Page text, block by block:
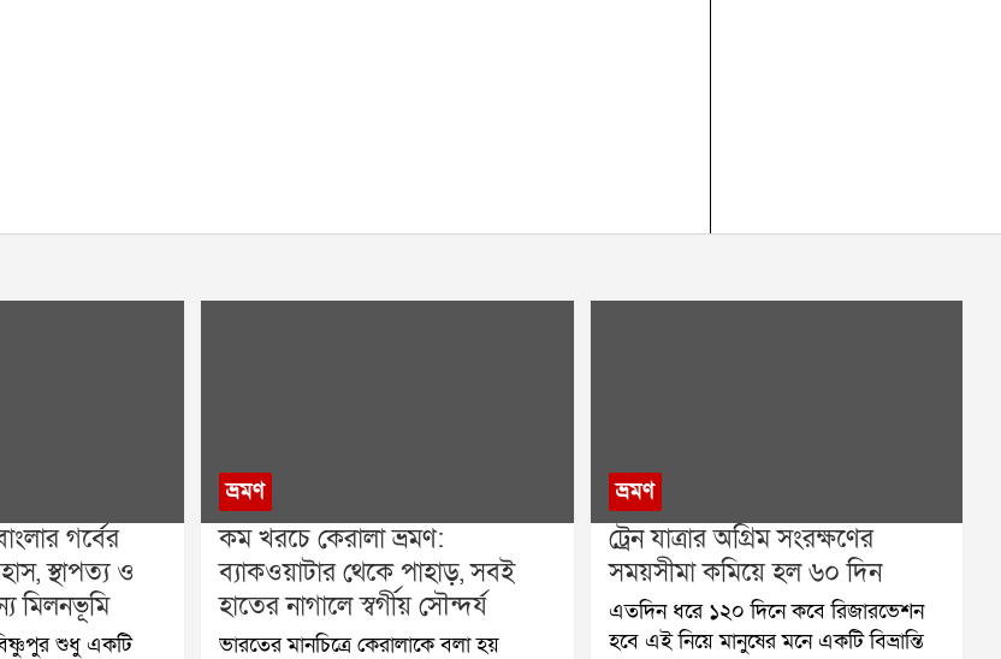
গর্বের
স্থাপত্য ও
মিলনভূমি
শুধু একটি
ভ্রমণ
কম খরচে কেরালা ভ্রমণ:
ব্যাকওয়াটার থেকে পাহাড়, সবই
হাতের নাগালে স্বর্গীয় সৌন্দর্য
ভারতের মানচিত্রে কেরালাকে বলা হয়
ভ্রমণ
ট্রেন যাত্রার অগ্রিম সংরক্ষণের
সময়সীমা কমিয়ে হল ৬০ দিন
এতদিন ধরে ১২০ দিনে কবে রিজারভেশন
হবে এই নিয়ে মানুষের মনে একটি বিভ্রান্তি